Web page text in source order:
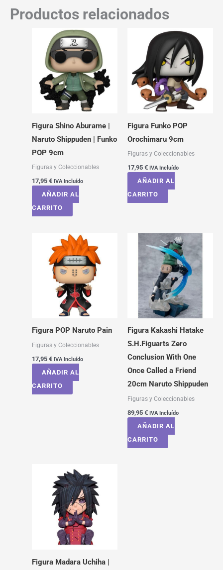
Productos relacionados
Figura Shino Aburame |
Naruto Shippuden | Funko
POP 9cm
Figuras y Coleccionables
17,95 € IVA Incluído
AÑADIR AL
CARRITO
Figura Funko POP
Orochimaru 9cm
Figuras y Coleccionables
17,95 € IVA Incluído
AÑADIR AL
CARRITO
Figura POP Naruto Pain
Figuras y Coleccionables
17,95 € IVA Incluído
AÑADIR AL
CARRITO
Figura Kakashi Hatake
S.H.Figuarts Zero
Conclusion With One
Once Called a Friend
20cm Naruto Shippuden
Figuras y Coleccionables
89,95 € IVA Incluído
AÑADIR AL
CARRITO
Figura Madara Uchiha |